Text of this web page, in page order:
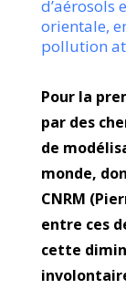
d’aérosols
orientale,
pollution
Pour la
par des
de
monde,
CNRM
entre ces
cette